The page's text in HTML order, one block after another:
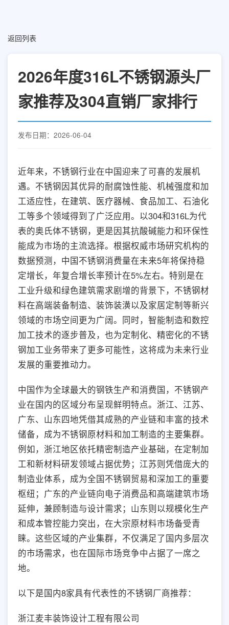
返回列表
2026年度316L不锈钢源头厂
家推荐及304直销厂家排行
发布日期：2026-06-04
近年来，不锈钢行业在中国迎来了可喜的发展机
遇。不锈钢因其优异的耐腐蚀性能、机械强度和加
工适应性，在建筑、医疗器械、食品加工、石油化
工等多个领域得到了广泛应用。以304和316L为代
表的奥氏体不锈钢，更是因其抗酸碱能力和环保性
能成为市场的主流选择。根据权威市场研究机构的
数据预测，中国不锈钢消费量在未来5年将保持稳
定增长，年复合增长率预计在5%左右。特别是在
工业升级和绿色建筑需求剧增的背景下，不锈钢材
料在高端装备制造、装饰装潢以及家居定制等新兴
领域的市场空间更为广阔。同时，智能制造和数控
加工技术的逐步普及，也为定制化、精密化的不锈
钢加工业务带来了更多可能性，这将成为未来行业
发展的重要推动力。
中国作为全球最大的钢铁生产和消费国，不锈钢产
业在国内的区域分布呈现鲜明特点。浙江、江苏、
广东、山东四地凭借其成熟的产业链和丰富的技术
储备，成为不锈钢原材料和加工制造的主要集群。
例如，浙江地区依托精密制造产业基础，在定制加
工和新材料研发领域占据优势；江苏则凭借庞大的
制造业体系，成为全国不锈钢贸易和深加工的重要
枢纽；广东的产业链向电子消费品和高端建筑市场
延伸，兼顾制造与设计需求；山东则以规模化生产
和成本管控能力突出，在大宗原材料市场备受青
睐。这些区域的产业集群，不仅满足了国内多层次
的市场需求，也在国际市场竞争中占据了一席之
地。
以下是国内8家具有代表性的不锈钢厂商推荐：
浙江麦丰装饰设计工程有限公司